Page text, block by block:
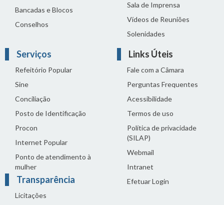
Bancadas e Blocos
Conselhos
Sala de Imprensa
Vídeos de Reuniões
Solenidades
Serviços
Refeitório Popular
Sine
Conciliação
Posto de Identificação
Procon
Internet Popular
Ponto de atendimento à
mulher
Transparência
Licitações
Links Úteis
Fale com a Câmara
Perguntas Frequentes
Acessibilidade
Termos de uso
Política de privacidade
(SILAP)
Webmail
Intranet
Efetuar Login